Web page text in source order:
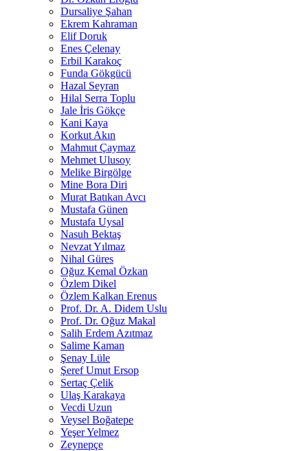
Dursaliye Şahan
Ekrem Kahraman
Elif Doruk
Enes Çelenay
Erbil Karakoç
Funda Gökgücü
Hazal Seyran
Hilal Serra Toplu
Jale İris Gökçe
Kani Kaya
Korkut Akın
Mahmut Çaymaz
Mehmet Ulusoy
Melike Birgölge
Mine Bora Diri
Murat Batıkan Avcı
Mustafa Günen
Mustafa Uysal
Nasuh Bektaş
Nevzat Yılmaz
Nihal Güres
Oğuz Kemal Özkan
Özlem Dikel
Özlem Kalkan Erenus
Prof. Dr. A. Didem Uslu
Prof. Dr. Oğuz Makal
Salih Erdem Azıtmaz
Salime Kaman
Şenay Lüle
Şeref Umut Ersop
Sertaç Çelik
Ulaş Karakaya
Vecdi Uzun
Veysel Boğatepe
Yeşer Yelmez
Zeynepçe